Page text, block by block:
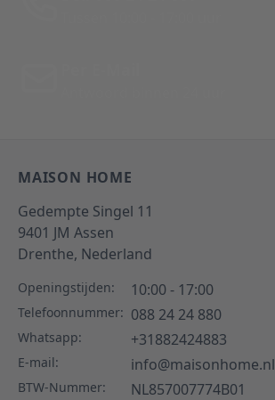
MAISON HOME
Gedempte Singel 11
9401 JM Assen
Drenthe, Nederland
Openingstijden: 10:00 - 17:00
Telefoonnummer: 088 24 24 880
Whatsapp: +31882424883
E-mail: info@maisonhome.nl
BTW-Nummer: NL857007774B01